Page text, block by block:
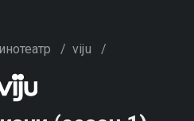
/ viju /